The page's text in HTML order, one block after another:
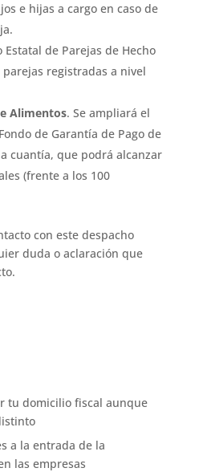
e hijas a cargo en caso de
Estatal de Parejas de Hecho
registradas a nivel
Alimentos. Se ampliará el
de Garantía de Pago de
cuantía, que podrá alcanzar
(frente a los 100
con este despacho
duda o aclaración que
tu domicilio fiscal aunque
a la entrada de la
las empresas